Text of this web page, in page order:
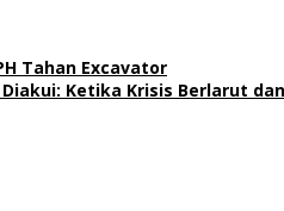
Tahan Excavator
Ketika Krisis Berlarut